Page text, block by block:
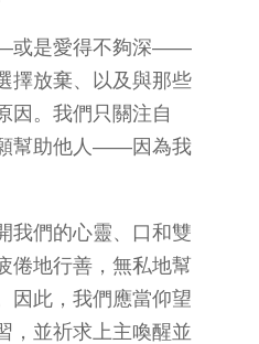
或是愛得不夠深——
擇放棄、以及與那些
因。我們只關注自
幫助他人——因為我
我們的心靈、口和雙
倦地行善，無私地幫
因此，我們應當仰望
，並祈求上主喚醒並